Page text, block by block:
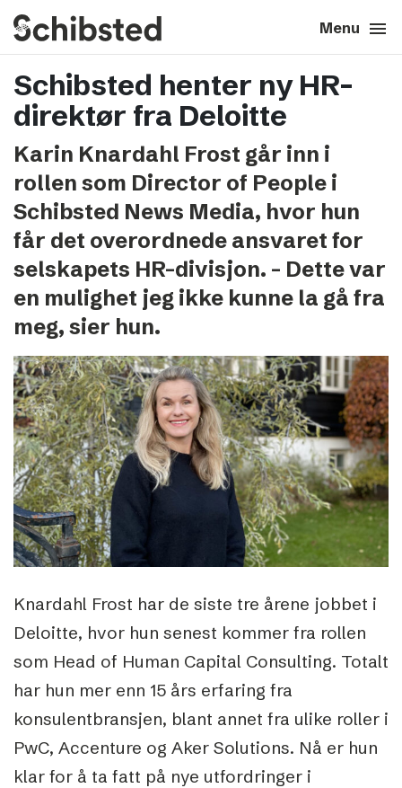
Menu menu
search Close close
About
Tech & AI
expand_more
Our brands
expand_more
Press & News
expand_more
Contact
Schibsted henter ny HR-
direktør fra Deloitte
Karin Knardahl Frost går inn i
rollen som Director of People i
Schibsted News Media, hvor hun
får det overordnede ansvaret for
selskapets HR-divisjon. – Dette var
en mulighet jeg ikke kunne la gå fra
meg, sier hun.
Knardahl Frost har de siste tre årene jobbet i
Deloitte, hvor hun senest kommer fra rollen
som Head of Human Capital Consulting. Totalt
har hun mer enn 15 års erfaring fra
konsulentbransjen, blant annet fra ulike roller i
PwC, Accenture og Aker Solutions. Nå er hun
klar for å ta fatt på nye utfordringer i